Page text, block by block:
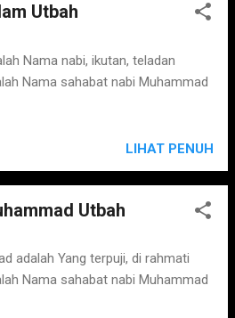
Utbah
Nama nabi, ikutan, teladan
Nama sahabat nabi Muhammad
LIHAT PENUH
Utbah
adalah Yang terpuji, di rahmati
Nama sahabat nabi Muhammad